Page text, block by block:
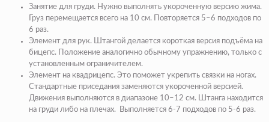
Занятие для груди. Нужно выполнять укороченную версию жима.
Груз перемещается всего на 10 см. Повторяется 5–6 подходов по
6 раз.
Элемент для рук. Штангой делается короткая версия подъёма на
бицепс. Положение аналогично обычному упражнению, только с
установленным ограничителем.
Элемент на квадрицепс. Это поможет укрепить связки на ногах.
Стандартные приседания заменяются укороченной версией.
Движения выполняются в диапазоне 10–12 см. Штанга находится
на груди либо на плечах. Выполняется 6-7 подходов по 5-6 раз.